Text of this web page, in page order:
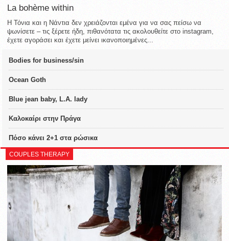
La bohème within
Η Τόνια και η Νάντια δεν χρειάζονται εμένα για να σας πείσω να
ψωνίσετε – τις ξέρετε ήδη, πιθανότατα τις ακολουθείτε στο instagram,
έχετε αγοράσει και έχετε μείνει ικανοποιημένες...
Bodies for business/sin
Ocean Goth
Blue jean baby, L.A. lady
Καλοκαίρι στην Πράγα
Πόσο κάνει 2+1 στα ρώσικα
COUPLES THERAPY